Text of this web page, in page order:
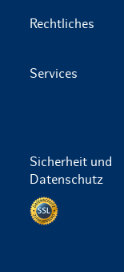
Rechtliches
Services
Sicherheit und
Datenschutz